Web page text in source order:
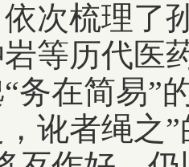
次梳理了
等历代医
务在简易”
讹者绳之